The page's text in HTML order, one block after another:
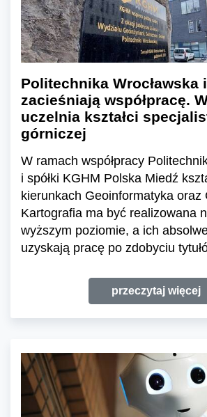
Politechnika Wrocławska
zacieśniają współpracę.
uczelnia kształci
górniczej
W ramach współpracy
i spółki KGHM Polska Miedź
kierunkach Geoinformatyka oraz
Kartografia ma być realizowana
wyższym poziomie, a ich
uzyskają pracę po zdobyciu
przeczytaj więcej